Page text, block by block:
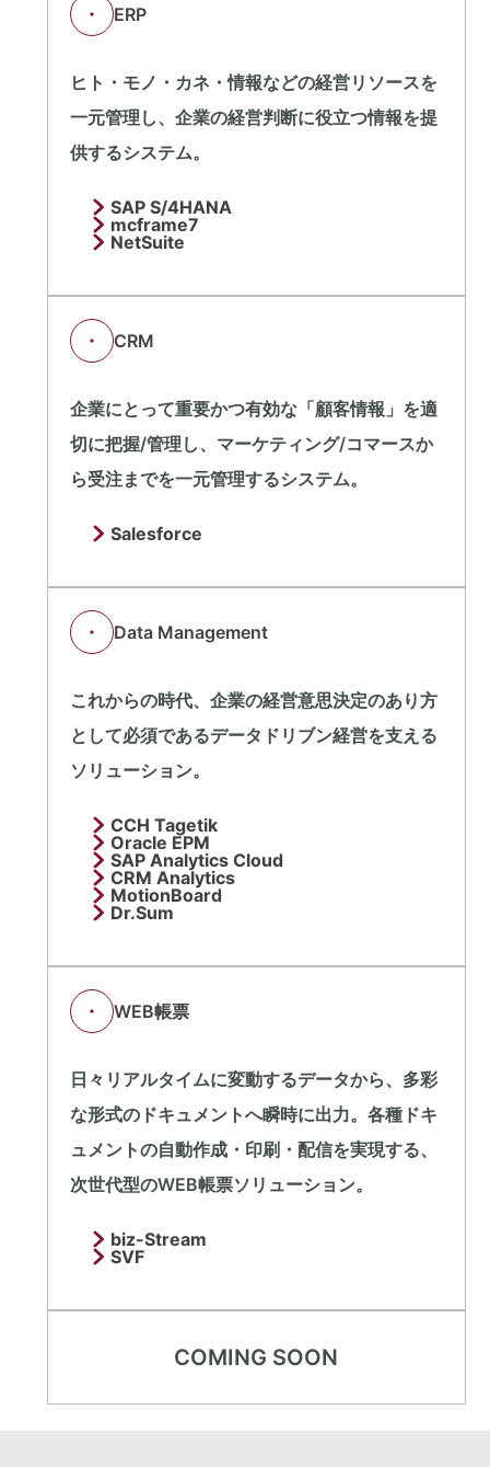
ERP
ヒト・モノ・カネ・情報などの経営リソースを
一元管理し、企業の経営判断に役立つ情報を提
供するシステム。
SAP S/4HANA
mcframe7
NetSuite
CRM
企業にとって重要かつ有効な「顧客情報」を適
切に把握/管理し、マーケティング/コマースか
ら受注までを一元管理するシステム。
Salesforce
Data Management
これからの時代、企業の経営意思決定のあり方
として必須であるデータドリブン経営を支える
ソリューション。
CCH Tagetik
Oracle EPM
SAP Analytics Cloud
CRM Analytics
MotionBoard
Dr.Sum
WEB帳票
日々リアルタイムに変動するデータから、多彩
な形式のドキュメントへ瞬時に出力。各種ドキ
ュメントの自動作成・印刷・配信を実現する、
次世代型のWEB帳票ソリューション。
biz-Stream
SVF
COMING SOON